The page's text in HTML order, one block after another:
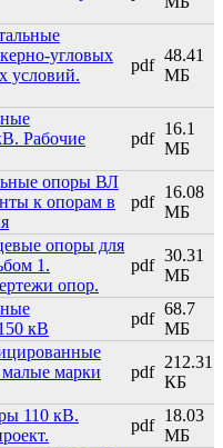
угловых
условий.
pdf
48.41
МБ
Рабочие
pdf
16.1
МБ
опоры ВЛ
к опорам в
pdf
16.08
МБ
опоры для
1.
опор.
pdf
30.31
МБ
кВ
pdf
68.7
МБ
марки
pdf
212.31
КБ
110 кВ.
pdf
18.03
МБ